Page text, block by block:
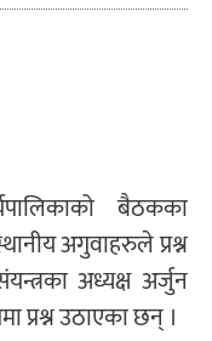
बैठकका
अगुवाहरुले प्रश्न
अध्यक्ष अर्जुन
प्रश्न उठाएका छन् ।